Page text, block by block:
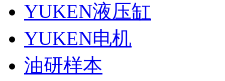
YUKEN液压缸
YUKEN电机
油研样本